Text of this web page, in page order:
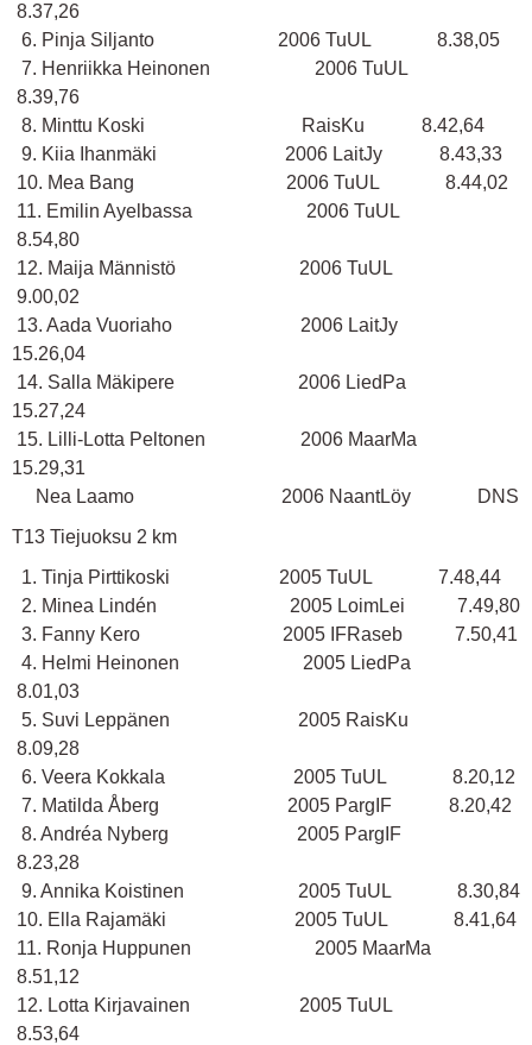
8.37,26
6. Pinja Siljanto 2006 TuUL 8.38,05
7. Henriikka Heinonen 2006 TuUL
8.39,76
8. Minttu Koski RaisKu 8.42,64
9. Kiia Ihanmäki 2006 LaitJy 8.43,33
10. Mea Bang 2006 TuUL 8.44,02
11. Emilin Ayelbassa 2006 TuUL
8.54,80
12. Maija Männistö 2006 TuUL
9.00,02
13. Aada Vuoriaho 2006 LaitJy
15.26,04
14. Salla Mäkipere 2006 LiedPa
15.27,24
15. Lilli-Lotta Peltonen 2006 MaarMa
15.29,31
Nea Laamo 2006 NaantLöy DNS
T13 Tiejuoksu 2 km
1. Tinja Pirttikoski 2005 TuUL 7.48,44
2. Minea Lindén 2005 LoimLei 7.49,80
3. Fanny Kero 2005 IFRaseb 7.50,41
4. Helmi Heinonen 2005 LiedPa
8.01,03
5. Suvi Leppänen 2005 RaisKu
8.09,28
6. Veera Kokkala 2005 TuUL 8.20,12
7. Matilda Åberg 2005 PargIF 8.20,42
8. Andréa Nyberg 2005 PargIF
8.23,28
9. Annika Koistinen 2005 TuUL 8.30,84
10. Ella Rajamäki 2005 TuUL 8.41,64
11. Ronja Huppunen 2005 MaarMa
8.51,12
12. Lotta Kirjavainen 2005 TuUL
8.53,64